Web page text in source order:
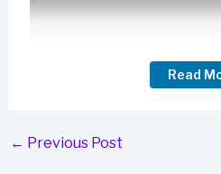
Read
Post
← Previous Post